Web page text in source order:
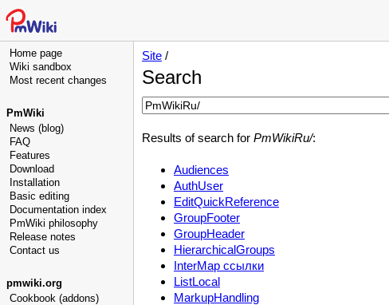
Home page
Wiki sandbox
Most recent changes
PmWiki
News (blog)
FAQ
Features
Download
Installation
Basic editing
Documentation index
PmWiki philosophy
Release notes
Contact us
pmwiki.org
Cookbook (addons)
Site /
Search
Results of search for PmWikiRu/:
Audiences
AuthUser
EditQuickReference
GroupFooter
GroupHeader
HierarchicalGroups
InterMap ссылки
ListLocal
MarkupHandling